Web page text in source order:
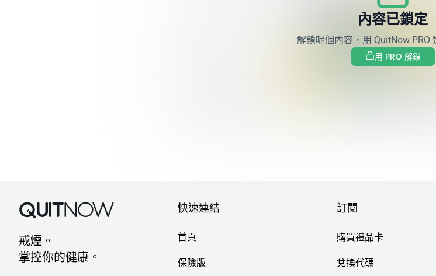
內容已鎖定
解鎖呢個內容，用 QuitNow PRO
用 PRO 解鎖
快速連結
首頁
保險版
訂閱
購買禮品卡
兌換代碼
戒煙。
掌控你的健康。